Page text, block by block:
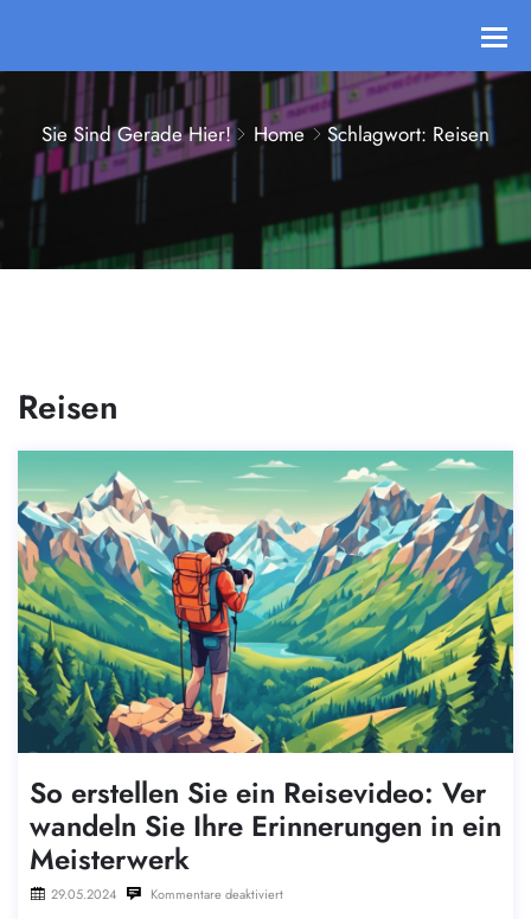
Sie Sind Gerade Hier! Home Schlagwort: Reisen
Reisen
So erstellen Sie ein Reisevideo: Ver
wandeln Sie Ihre Erinnerungen in ein
Meisterwerk
29.05.2024 Kommentare deaktiviert